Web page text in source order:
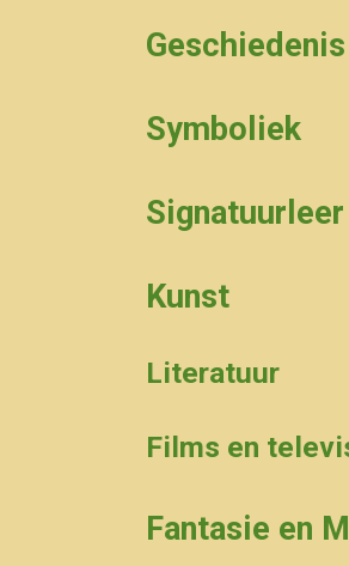
Geschiedenis
Symboliek
Signatuurleer
Kunst
Literatuur
Films en
Fantasie en